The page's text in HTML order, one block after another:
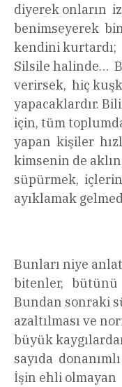
diyerek onların
benimseyerek
kendini kurtardı;
Silsile halinde…
verirsek, hiç
yapacaklardır.
için, tüm
yapan kişiler
kimsenin de
süpürmek,
ayıklamak
Bunları niye
bitenler, bütünü
Bundan sonraki
azaltılması ve
büyük
sayıda
İşin ehli